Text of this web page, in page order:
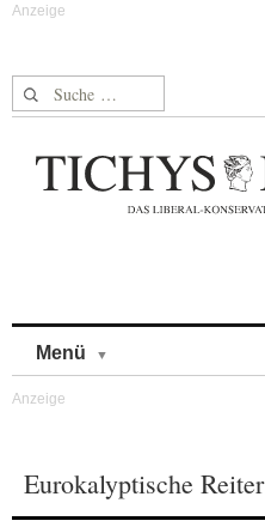
Suche nach:
Menü
Eurokalyptische Reiter